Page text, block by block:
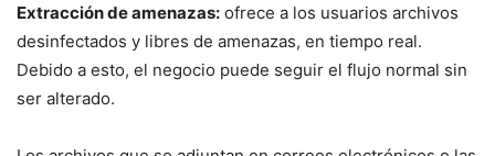
Extracción de amenazas: ofrece a los usuarios archivos
desinfectados y libres de amenazas, en tiempo real.
Debido a esto, el negocio puede seguir el flujo normal sin
ser alterado.